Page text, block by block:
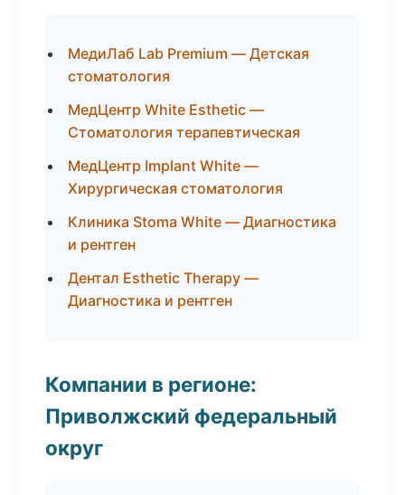
МедиЛаб Lab Premium — Детская
стоматология
МедЦентр White Esthetic —
Стоматология терапевтическая
МедЦентр Implant White —
Хирургическая стоматология
Клиника Stoma White — Диагностика
и рентген
Дентал Esthetic Therapy —
Диагностика и рентген
Компании в регионе:
Приволжский федеральный
округ